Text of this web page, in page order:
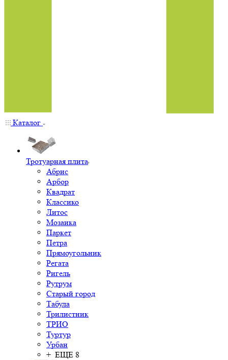
Каталог
Тротуарная плита
Абрис
Арбор
Квадрат
Классико
Литос
Мозаика
Паркет
Петра
Прямоугольник
Регата
Ригель
Рутрум
Старый город
Табула
Трилистник
ТРИО
Туртур
Урбан
+ ЕЩЕ 8